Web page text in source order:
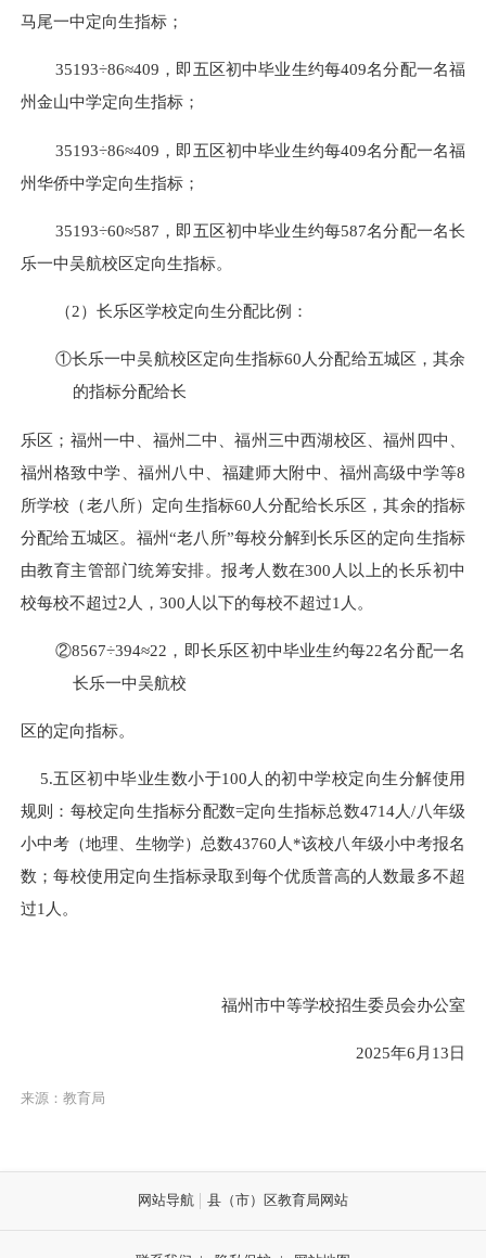
马尾一中定向生指标；
35193÷86≈409，即五区初中毕业生约每409名分配一名福
州金山中学定向生指标；
35193÷86≈409，即五区初中毕业生约每409名分配一名福
州华侨中学定向生指标；
35193÷60≈587，即五区初中毕业生约每587名分配一名长
乐一中吴航校区定向生指标。
（2）长乐区学校定向生分配比例：
①长乐一中吴航校区定向生指标60人分配给五城区，其余
的指标分配给长
乐区；福州一中、福州二中、福州三中西湖校区、福州四中、
福州格致中学、福州八中、福建师大附中、福州高级中学等8
所学校（老八所）定向生指标60人分配给长乐区，其余的指标
分配给五城区。福州“老八所”每校分解到长乐区的定向生指标
由教育主管部门统筹安排。报考人数在300人以上的长乐初中
校每校不超过2人，300人以下的每校不超过1人。
②8567÷394≈22 ，即长乐区初中毕业生约每22名分配一名
长乐一中吴航校
区的定向指标。
5.五区初中毕业生数小于100人的初中学校定向生分解使用
规则： 每校定向生指标分配数=定向生指标总数4714人/八年级
小中考（地理、生物学） 总数43760人*该校八年级小中考报名
数；每校使用定向生指标录取到每个优质普高的人数最多不超
过1人。
福州市中等学校招生委员会办公室
2025年6 月 13日
来源：教育局
网站导航 县（市）区教育局网站